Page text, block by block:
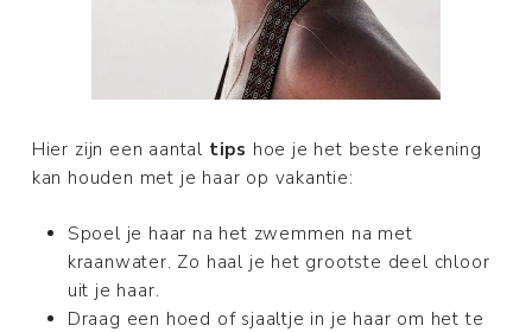
Hier zijn een aantal tips hoe je het beste rekening
kan houden met je haar op vakantie:
Spoel je haar na het zwemmen na met
kraanwater. Zo haal je het grootste deel chloor
uit je haar.
Draag een hoed of sjaaltje in je haar om het te